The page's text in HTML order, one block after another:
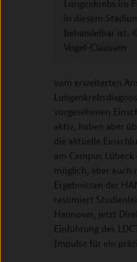
Lungenkrebs im
in diesem
behandelbar ist.
Vogel-Claussen
vom erweiterten
vorgesehenen
aktiv, haben aber
die aktuelle
am Campus
möglich, aber auch
Ergebnissen der
resümiert
Hannover, jetzt
Einführung des
Impulse für ein